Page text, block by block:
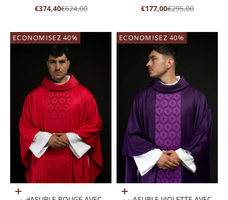
PRIX DE VENTE
€374,40PRIX NORMAL
€624,00
PRIX DE VENTE
€177,00PRIX NORMAL
€295,00
ECONOMISEZ 40%
Ajouter au panier
ECONOMISEZ 40%
Ajouter au panier